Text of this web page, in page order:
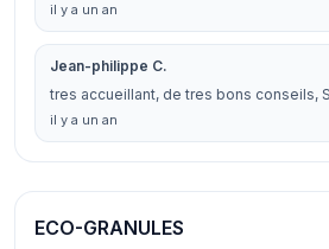
il y a un an
Jean-philippe C.
tres accueillant, de tres bons conseils,
il y a un an
ECO-GRANULES